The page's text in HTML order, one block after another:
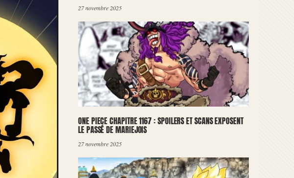
27 novembre 2025
ONE PIECE CHAPITRE 1167 : SPOILERS ET SCANS EXPOSENT
LE PASSÉ DE MARIEJOIS
27 novembre 2025